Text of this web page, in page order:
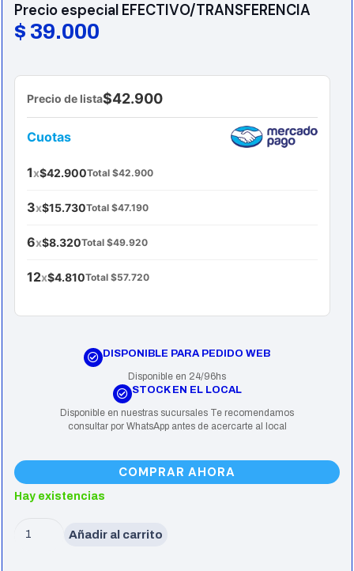
Precio especial EFECTIVO/TRANSFERENCIA
$ 39.000
Precio de lista$42.900
Cuotas
1x$42.900Total $42.900
3x$15.730Total $47.190
6x$8.320Total $49.920
12x$4.810Total $57.720
DISPONIBLE PARA PEDIDO WEB
Disponible en 24/96hs
STOCK EN EL LOCAL
Disponible en nuestras sucursales Te recomendamos
consultar por WhatsApp antes de acercarte al local
COMPRAR AHORA
Hay existencias
Teclado
Añadir al carrito